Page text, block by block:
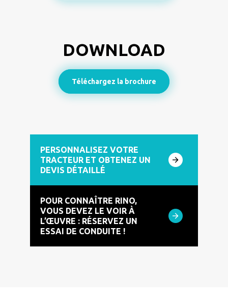
DOWNLOAD
Téléchargez la brochure
PERSONNALISEZ VOTRE
TRACTEUR ET OBTENEZ UN
DEVIS DÉTAILLÉ
POUR CONNAÎTRE RINO,
VOUS DEVEZ LE VOIR À
L’ŒUVRE : RÉSERVEZ UN
ESSAI DE CONDUITE !